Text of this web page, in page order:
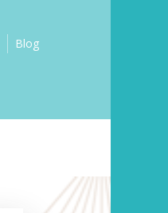
Blog